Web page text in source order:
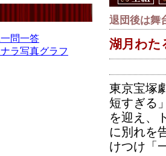
退団後は舞
湖月わ
東京宝塚
短すぎる
を迎え、
に別れを
けつけ「
問一答
ラ写真グラフ